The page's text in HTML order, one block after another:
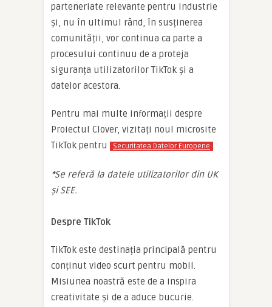
parteneriate relevante pentru industrie
și, nu în ultimul rând, în susținerea
comunității, vor continua ca parte a
procesului continuu de a proteja
siguranța utilizatorilor TikTok și a
datelor acestora.
Pentru mai multe informații despre
Proiectul Clover, vizitați noul microsite
TikTok pentru
Securitatea Datelor Europene .
*Se referă la datele utilizatorilor din UK
și SEE.
Despre TikTok
TikTok este destinația principală pentru
conținut video scurt pentru mobil.
Misiunea noastră este de a inspira
creativitate și de a aduce bucurie.